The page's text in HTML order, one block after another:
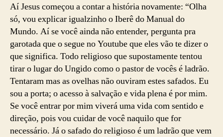
Aí Jesus começou a contar a história novamente: “Olha
só, vou explicar igualzinho o Iberê do Manual do
Mundo. Aí se você ainda não entender, pergunta pra
garotada que o segue no Youtube que eles vão te dizer o
que significa. Todo religioso que supostamente tentou
tirar o lugar do Ungido como o pastor de vocês é ladrão.
Tentaram mas as ovelhas não ouviram estes safados. Eu
sou a porta; o acesso à salvação e vida plena é por mim.
Se você entrar por mim viverá uma vida com sentido e
direção, pois vou cuidar de você naquilo que for
necessário. Já o safado do religioso é um ladrão que vem